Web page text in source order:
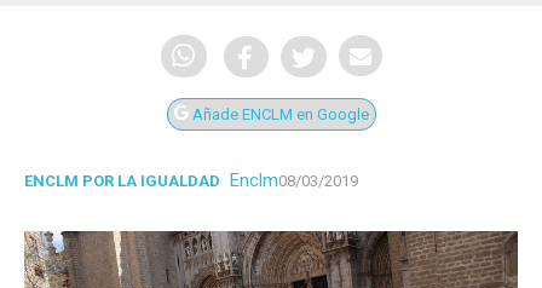
Añade ENCLM en Google
ENCLM POR LA IGUALDAD Enclm08/03/2019